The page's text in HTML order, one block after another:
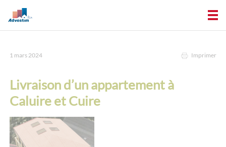
1 mars 2024 Imprimer
Livraison d’un appartement à
Caluire et Cuire